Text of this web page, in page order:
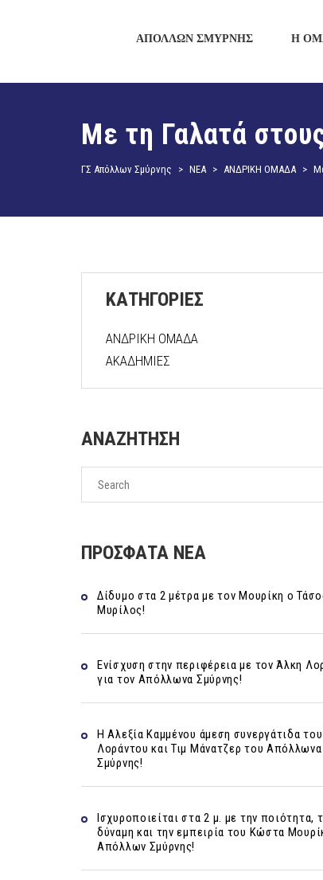
ΑΠΟΛΛΩΝ ΣΜΥΡΝΗΣ Η
Με τη Γαλατά
ΓΣ Απόλλων Σμύρνης > ΝΕΑ > ΑΝΔΡΙΚΗ ΟΜΑΔΑ >
ΚΑΤΗΓΟΡΙΕΣ
ΑΝΔΡΙΚΗ ΟΜΑΔΑ
ΑΚΑΔΗΜΙΕΣ
ΑΝΑΖΗΤΗΣΗ
ΠΡΟΣΦΑΤΑ ΝΕΑ
Δίδυμο στα 2 μέτρα με τον Μουρίκη ο
Μυρίλος!
Ενίσχυση στην περιφέρεια με τον Άλκη
για τον Απόλλωνα Σμύρνης!
Η Αλεξία Καμμένου άμεση συνεργάτιδα
Λοράντου και Τιμ Μάνατζερ του Απόλλωνα
Σμύρνης!
Ισχυροποιείται στα 2 μ. με την ποιότητα,
δύναμη και την εμπειρία του Κώστα
Απόλλων Σμύρνης!